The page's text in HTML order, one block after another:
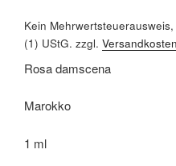
Kein
(1) UStG. zzgl. Versandkosten
Rosa damscena
Marokko
1 ml